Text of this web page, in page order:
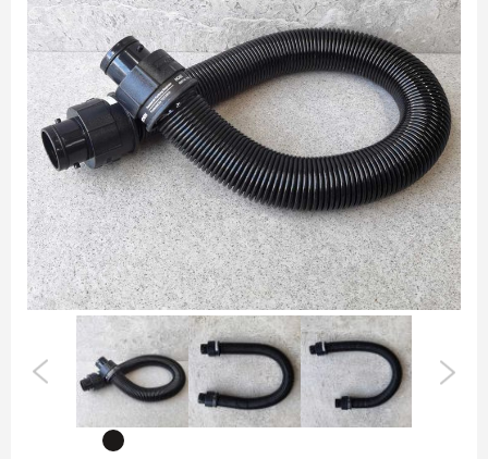
ของ
แกล
เลอ
รี
รูปภาพ